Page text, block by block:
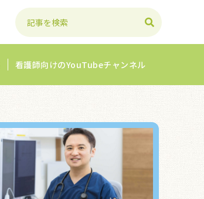
看護師向けのYouTubeチャンネル